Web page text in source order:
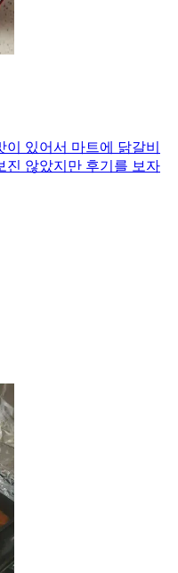
있어서 마트에 닭갈비
진 않았지만 후기를 보자